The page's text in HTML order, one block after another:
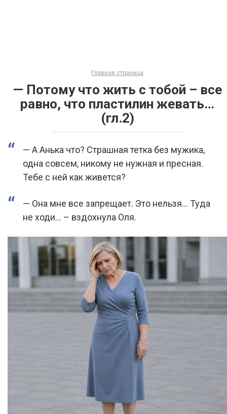
Главная страница
— Потому что жить с тобой – все
равно, что пластилин жевать…
(гл.2)
— А Анька что? Страшная тетка без мужика,
одна совсем, никому не нужная и пресная.
Тебе с ней как живется?
— Она мне все запрещает. Это нельзя… Туда
не ходи… – вздохнула Оля.